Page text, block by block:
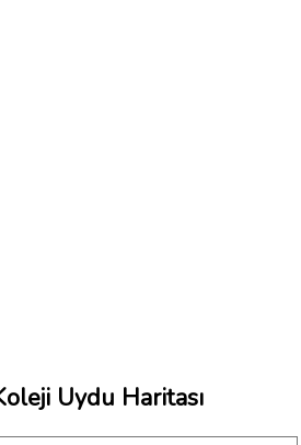
Uydu Haritası